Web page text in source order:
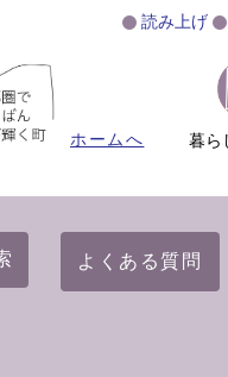
読み上げ
ホームへ 暮ら
よくある質問